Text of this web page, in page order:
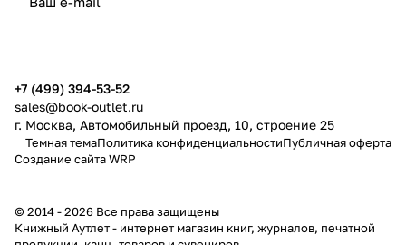
+7 (499) 394-53-52
sales@book-outlet.ru
г. Москва, Автомобильный проезд, 10, строение 25
Темная темаПолитика конфиденциальностиПубличная оферта
Создание сайтаWRP
© 2014 - 2026 Все права защищены
Книжный Аутлет - интернет магазин книг, журналов, печатной